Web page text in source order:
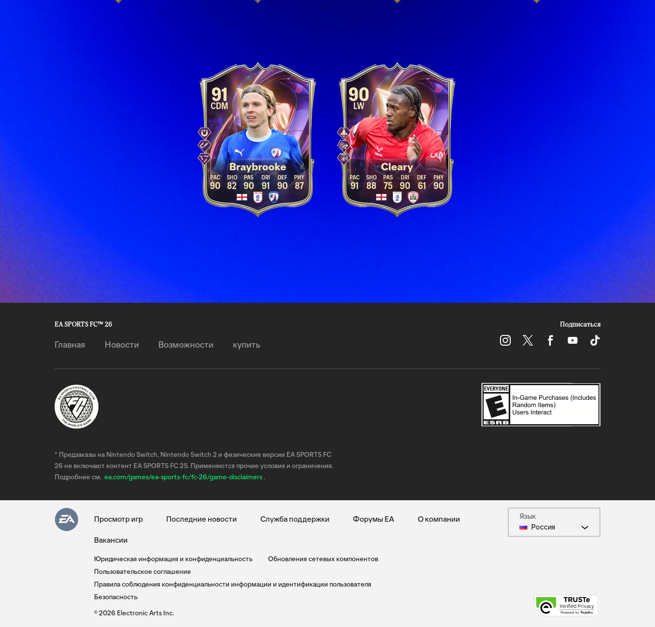
* Предзаказы на Nintendo Switch, Nintendo Switch 2 и физические версии EA SPORTS FC
26 не включают контент EA SPORTS FC 25. Применяются прочие условия и ограничения.
Подробнее см. ea.com/games/ea-sports-fc/fc-26/game-disclaimers .